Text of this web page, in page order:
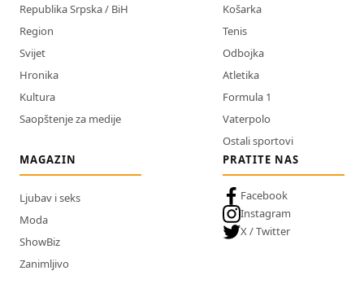
Republika Srpska / BiH
Region
Svijet
Hronika
Kultura
Saopštenje za medije
Košarka
Tenis
Odbojka
Atletika
Formula 1
Vaterpolo
Ostali sportovi
MAGAZIN
Ljubav i seks
Moda
ShowBiz
Zanimljivo
PRATITE NAS
Facebook
Instagram
X / Twitter